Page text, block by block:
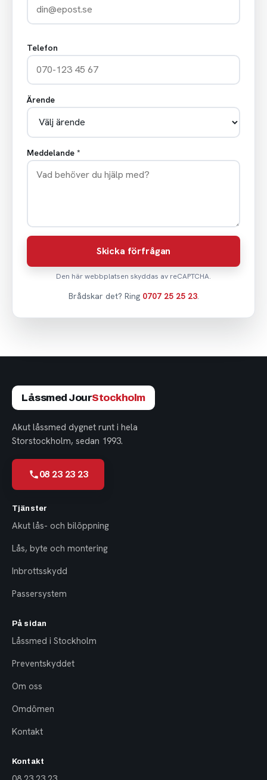
Telefon
Ärende
Meddelande *
Skicka förfrågan
Den här webbplatsen skyddas av reCAPTCHA.
Brådskar det? Ring 0707 25 25 23.
Låssmed JourStockholm
Akut låssmed dygnet runt i hela
Storstockholm, sedan 1993.
08 23 23 23
Tjänster
Akut lås- och bilöppning
Lås, byte och montering
Inbrottsskydd
Passersystem
På sidan
Låssmed i Stockholm
Preventskyddet
Om oss
Omdömen
Kontakt
Kontakt